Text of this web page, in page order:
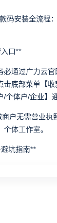
安装全流程
口**
通过广力云官
击底部菜单【
个体户/企业】通
户无需营业执
体工作室。
坑指南**